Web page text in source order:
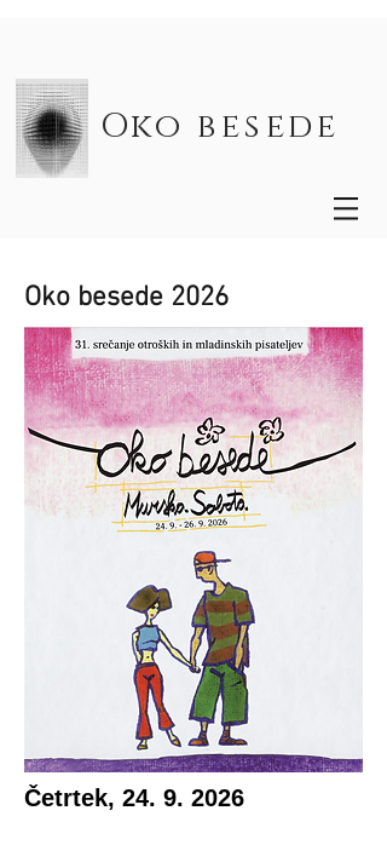
Oko besede
Oko besede 2026
Četrtek, 24. 9. 2026